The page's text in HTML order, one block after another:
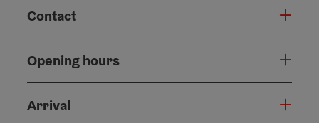
Contact
Opening hours
Arrival